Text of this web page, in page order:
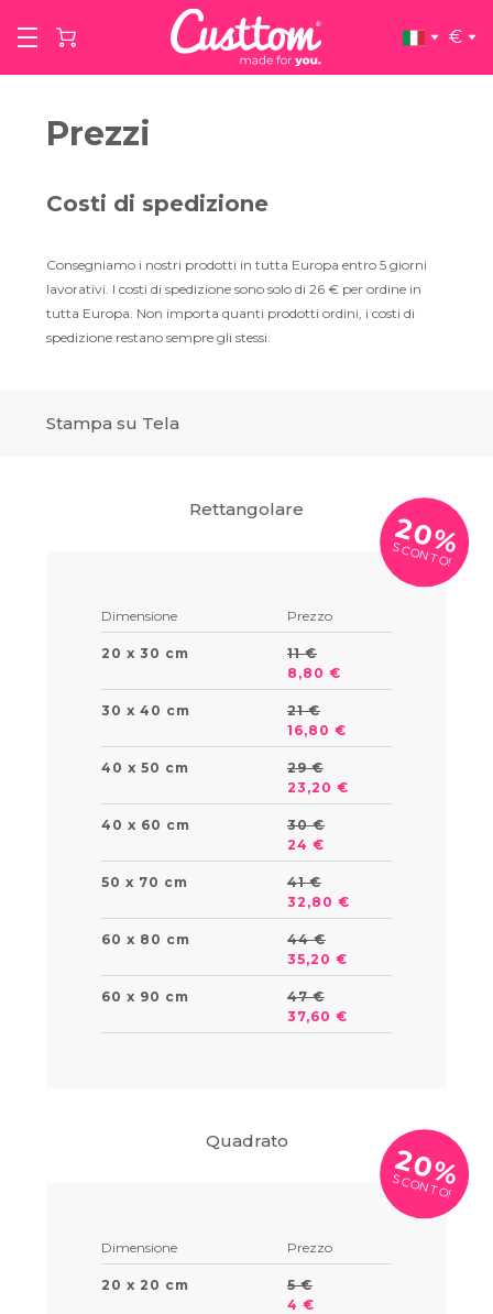
€
Prezzi
Costi di spedizione
Consegniamo i nostri prodotti in tutta Europa entro 5 giorni
lavorativi. I costi di spedizione sono solo di 26 € per ordine in
tutta Europa. Non importa quanti prodotti ordini, i costi di
spedizione restano sempre gli stessi.
Stampa su Tela
Rettangolare
20%
SCONTO!
Dimensione Prezzo
20 x 30 cm
11 €
8,80 €
30 x 40 cm
21 €
16,80 €
40 x 50 cm
29 €
23,20 €
40 x 60 cm
30 €
24 €
50 x 70 cm
41 €
32,80 €
60 x 80 cm
44 €
35,20 €
60 x 90 cm
47 €
37,60 €
Quadrato
20%
SCONTO!
Dimensione Prezzo
20 x 20 cm
5 €
4 €